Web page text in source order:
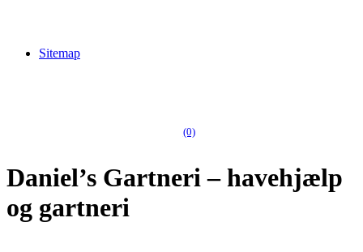
Sitemap
(0)
Daniel’s Gartneri – havehjælp
og gartneri